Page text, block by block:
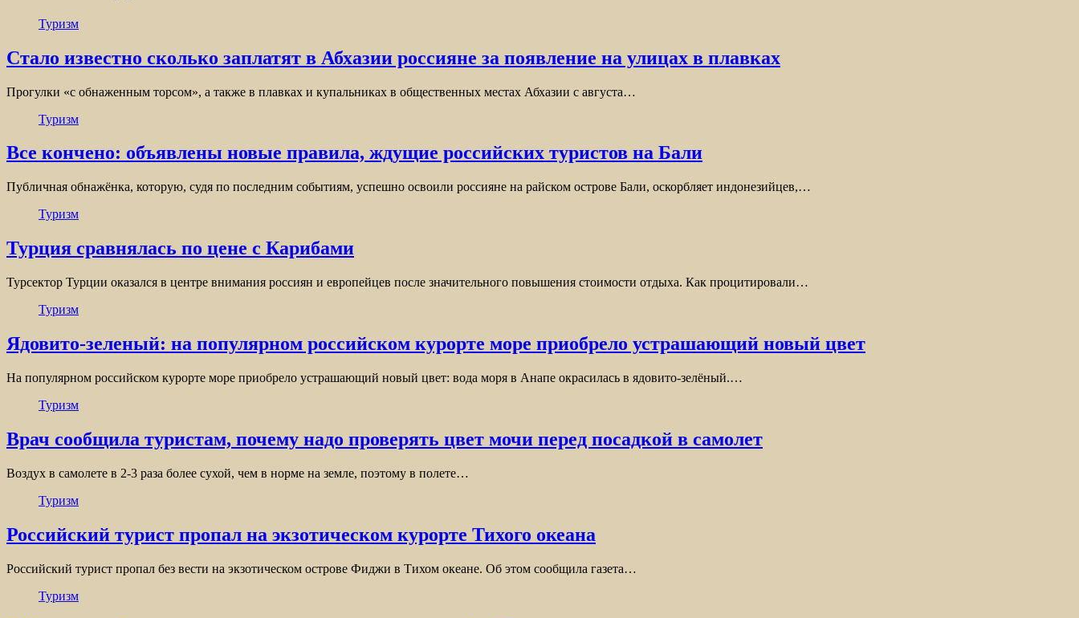
Туризм
Стало известно сколько заплатят в Абхазии россияне за появление на улицах в плавках
Прогулки «с обнаженным торсом», а также в плавках и купальниках в общественных местах Абхазии с августа…
Туризм
Все кончено: объявлены новые правила, ждущие российских туристов на Бали
Публичная обнажёнка, которую, судя по последним событиям, успешно освоили россияне на райском острове Бали, оскорбляет индонезийцев,…
Туризм
Турция сравнялась по цене с Карибами
Турсектор Турции оказался в центре внимания россиян и европейцев после значительного повышения стоимости отдыха. Как процитировали…
Туризм
Ядовито-зеленый: на популярном российском курорте море приобрело устрашающий новый цвет
На популярном российском курорте море приобрело устрашающий новый цвет: вода моря в Анапе окрасилась в ядовито-зелёный.…
Туризм
Врач сообщила туристам, почему надо проверять цвет мочи перед посадкой в самолет
Воздух в самолете в 2-3 раза более сухой, чем в норме на земле, поэтому в полете…
Туризм
Российский турист пропал на экзотическом курорте Тихого океана
Российский турист пропал без вести на экзотическом острове Фиджи в Тихом океане. Об этом сообщила газета…
Туризм